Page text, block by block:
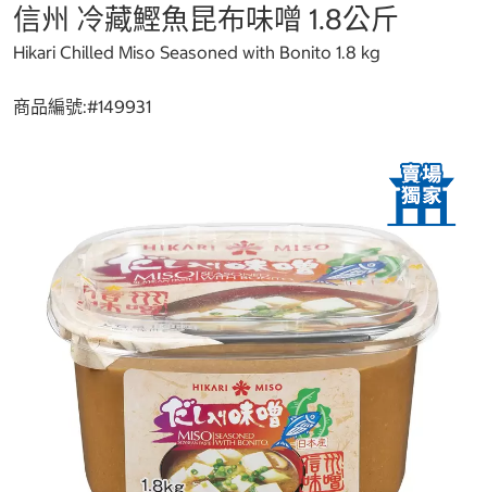
信州 冷藏鰹魚昆布味噌 1.8公斤
Hikari Chilled Miso Seasoned with Bonito 1.8 kg
商品編號:#149931